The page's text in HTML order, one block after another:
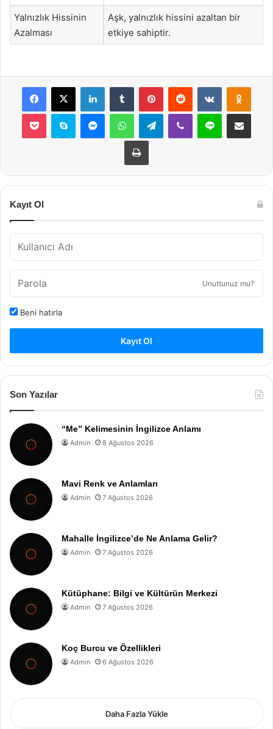
Yalnızlık Hissinin
Azalması
Aşk, yalnızlık hissini azaltan bir
etkiye sahiptir.
Facebook
X LinkedInTumblr PinterestReddit VKontakte
Pocket Skype MessengerWhatsAppTelegramViber Line E-Posta ile
Yazdır
Kayıt Ol
Unuttunuz mu?
Beni hatırla
Kayıt Ol
Son Yazılar
“Me” Kelimesinin İngilizce Anlamı
Admin 8 Ağustos 2026
Mavi Renk ve Anlamları
Admin 7 Ağustos 2026
Mahalle İngilizce’de Ne Anlama Gelir?
Admin 7 Ağustos 2026
Kütüphane: Bilgi ve Kültürün Merkezi
Admin 7 Ağustos 2026
Koç Burcu ve Özellikleri
Admin 6 Ağustos 2026
Daha Fazla Yükle